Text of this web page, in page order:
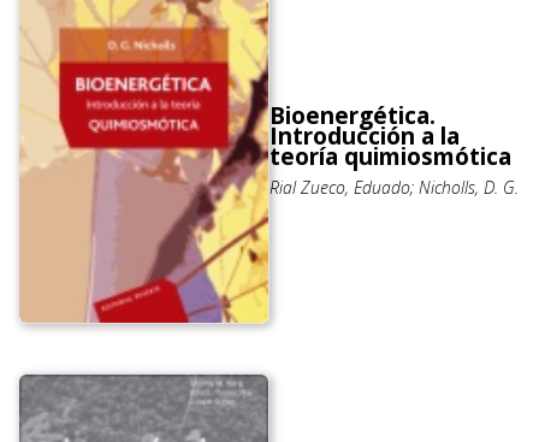
Bioenergética.
Introducción a la
teoría quimiosmótica
Rial Zueco, Eduado; Nicholls, D. G.